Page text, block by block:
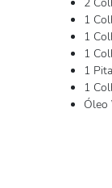
1
1
1
1
1
Óleo